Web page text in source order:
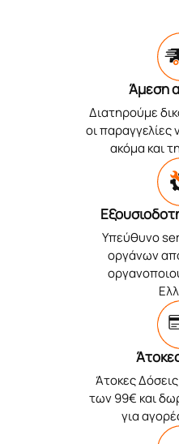
Άμεση
Διατηρούμε
οι παραγγελίες
ακόμα και
Υπεύθυνο
οργάνων
Άτοκες
των 99€ και
για